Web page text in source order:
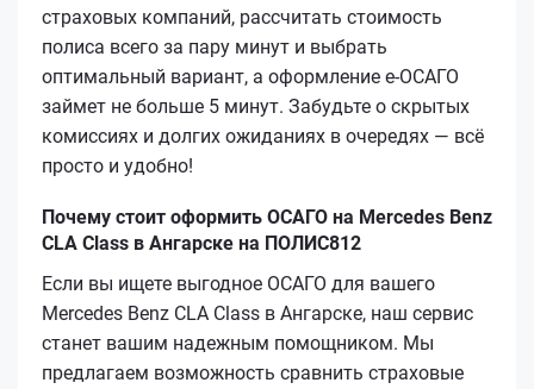
страховых компаний, рассчитать стоимость
полиса всего за пару минут и выбрать
оптимальный вариант, а оформление е‑ОСАГО
займет не больше 5 минут. Забудьте о скрытых
комиссиях и долгих ожиданиях в очередях — всё
просто и удобно!
Почему стоит оформить ОСАГО на Mercedes Benz
CLA Class в Ангарске на ПОЛИС812
Если вы ищете выгодное ОСАГО для вашего
Mercedes Benz CLA Class в Ангарске, наш сервис
станет вашим надежным помощником. Мы
предлагаем возможность сравнить страховые